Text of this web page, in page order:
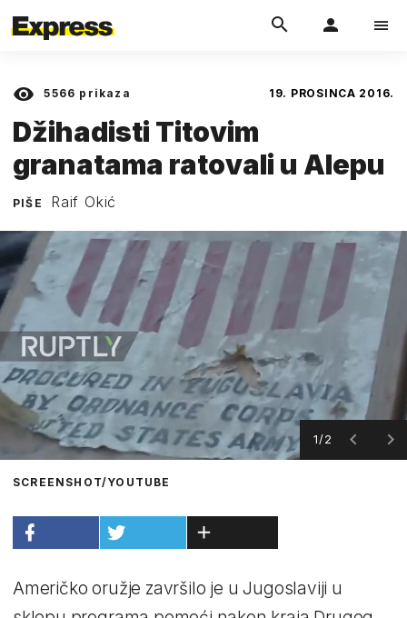
5566 prikaza 19. PROSINCA 2016.
Džihadisti Titovim
granatama ratovali u Alepu
PIŠE Raif Okić
1/2
SCREENSHOT/YOUTUBE
Američko oružje završilo je u Jugoslaviji u